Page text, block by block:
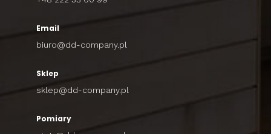
Email
biuro@dd-company.pl
Sklep
sklep@dd-company.pl
Pomiary